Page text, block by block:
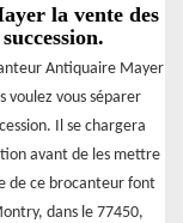
la vente des
Antiquaire Mayer
voulez vous séparer
Il se chargera
avant de les mettre
de ce brocanteur font
dans le 77450,